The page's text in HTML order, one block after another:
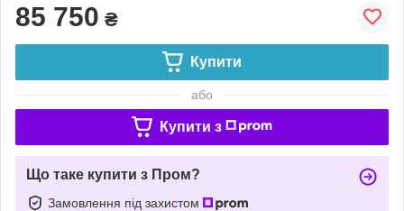
85 750 ₴
Купити
або
Купити з
Що таке купити з Пром?
Замовлення під захистом